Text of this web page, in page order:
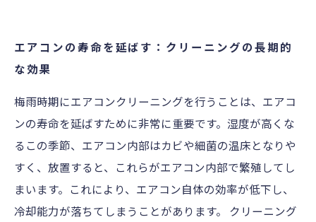
エアコンの寿命を延ばす：クリーニングの長期的
な効果
梅雨時期にエアコンクリーニングを行うことは、エアコ
ンの寿命を延ばすために非常に重要です。湿度が高くな
るこの季節、エアコン内部はカビや細菌の温床となりや
すく、放置すると、これらがエアコン内部で繁殖してし
まいます。これにより、エアコン自体の効率が低下し、
冷却能力が落ちてしまうことがあります。 クリーニング